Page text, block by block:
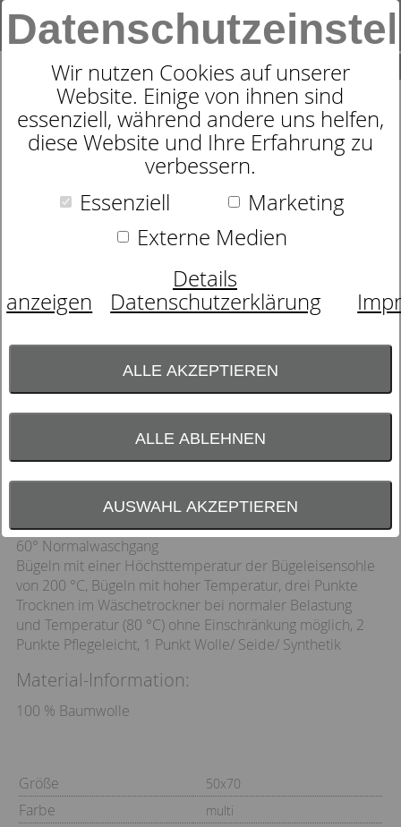
Wir nutzen Cookies auf unserer
Website. Einige von ihnen sind
essenziell, während andere uns helfen,
diese Website und Ihre Erfahrung zu
verbessern.
Essenziell
Marketing
Externe Medien
Details
anzeigen
Datenschutzerklärung
ALLE AKZEPTIEREN
ALLE ABLEHNEN
AUSWAHL AKZEPTIEREN
SUCHE
0
GESCHIRRTUCH HO HO HO
Praktische Helfer in vier weihnachtlichen
Dessins. Sie zaubern schöne Stimmung in die
Küche und erleichtern die Arbeit durch ihre
saug- und strapazierfähige Qualität.
Pflegehinweise
60° Normalwaschgang
Bügeln mit einer Höchsttemperatur der Bügeleisensohle
von 200 °C, Bügeln mit hoher Temperatur, drei Punkte
Trocknen im Wäschetrockner bei normaler Belastung
und Temperatur (80 °C) ohne Einschränkung möglich, 2
Punkte Pflegeleicht, 1 Punkt Wolle/ Seide/ Synthetik
Material-Information:
100 % Baumwolle
Größe 50x70
Farbe multi